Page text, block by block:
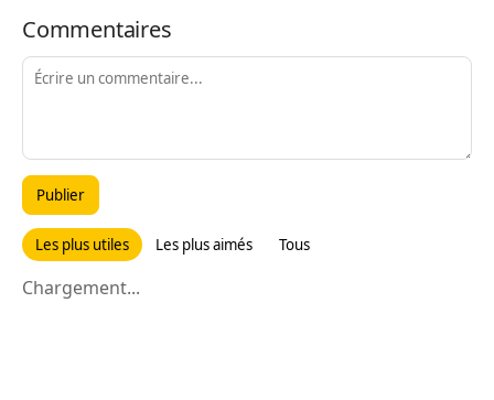
Commentaires
Publier
Les plus utiles Les plus aimés Tous
Chargement...